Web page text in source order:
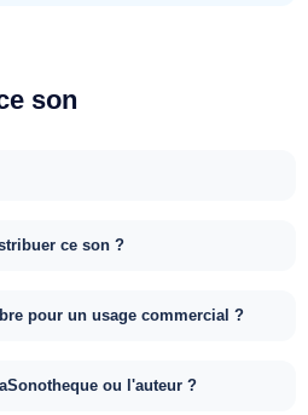
son
ce son ?
pour un usage commercial ?
ou l'auteur ?